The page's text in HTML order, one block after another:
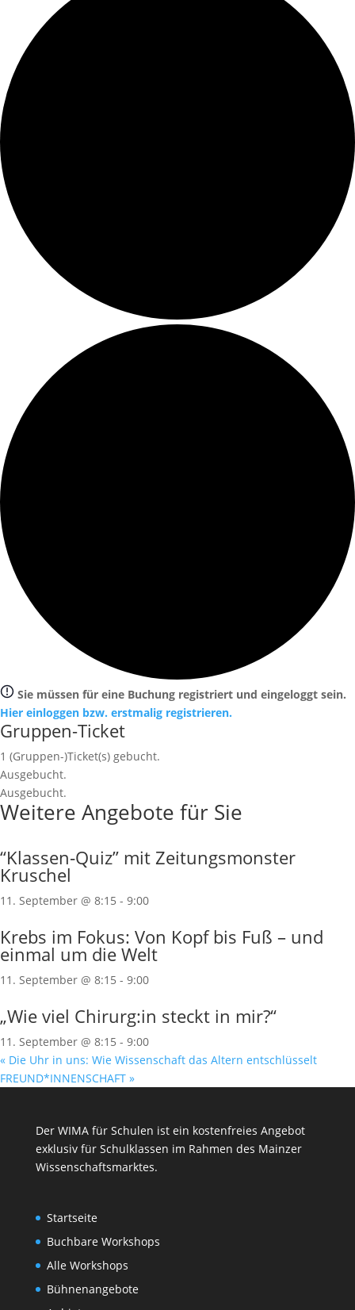
Sie müssen für eine Buchung registriert und eingeloggt sein.
Hier einloggen bzw. erstmalig registrieren.
Gruppen-Ticket
1 (Gruppen-)Ticket(s) gebucht.
Ausgebucht.
Ausgebucht.
Weitere Angebote für Sie
“Klassen‐Quiz” mit Zeitungsmonster
Kruschel
11. September @ 8:15 - 9:00
Krebs im Fokus: Von Kopf bis Fuß – und
einmal um die Welt
11. September @ 8:15 - 9:00
„Wie viel Chirurg:in steckt in mir?“
11. September @ 8:15 - 9:00
« Die Uhr in uns: Wie Wissenschaft das Altern entschlüsselt
FREUND*INNENSCHAFT »
Der WIMA für Schulen ist ein kostenfreies Angebot
exklusiv für Schulklassen im Rahmen des Mainzer
Wissenschaftsmarktes.
Startseite
Buchbare Workshops
Alle Workshops
Bühnenangebote